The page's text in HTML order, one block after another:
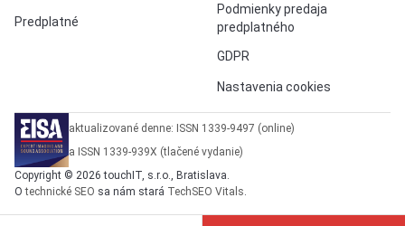
Predplatné
Podmienky predaja
predplatného
GDPR
Nastavenia cookies
aktualizované denne: ISSN 1339-9497 (online)
a ISSN 1339-939X (tlačené vydanie)
Copyright © 2026 touchIT, s.r.o., Bratislava.
Otechnické SEO sa nám stará TechSEO Vitals.